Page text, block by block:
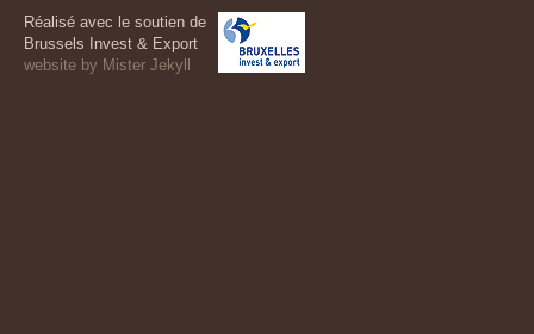
Réalisé avec le soutien de
Brussels Invest & Export
website by Mister Jekyll